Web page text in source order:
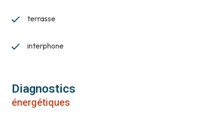
terrasse
interphone
Diagnostics
énergétiques